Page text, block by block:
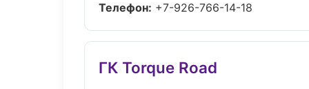
Телефон: +7-926-766-14-18
ГК Torque Road